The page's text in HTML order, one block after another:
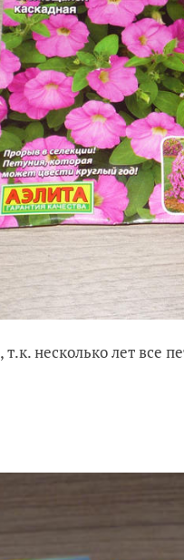
несколько лет все